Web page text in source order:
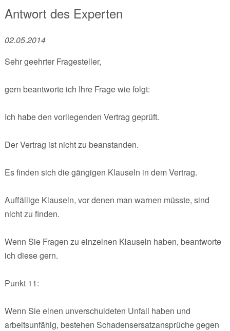
Antwort des Experten
02.05.2014
Sehr geehrter Fragesteller,
gern beantworte ich Ihre Frage wie folgt:
Ich habe den vorliegenden Vertrag geprüft.
Der Vertrag ist nicht zu beanstanden.
Es finden sich die gängigen Klauseln in dem Vertrag.
Auffällige Klauseln, vor denen man warnen müsste, sind
nicht zu finden.
Wenn Sie Fragen zu einzelnen Klauseln haben, beantworte
ich diese gern.
Punkt 11:
Wenn Sie einen unverschuldeten Unfall haben und
arbeitsunfähig, bestehen Schadensersatzansprüche gegen